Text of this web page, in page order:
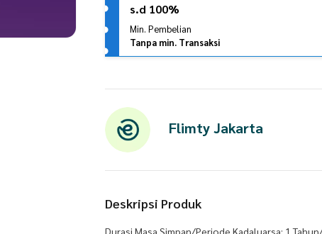
s.d 100%
Min. Pembelian
Tanpa min. Transaksi
Flimty Jakarta
Deskripsi Produk
Durasi Masa Simpan/Periode Kadaluarsa: 1